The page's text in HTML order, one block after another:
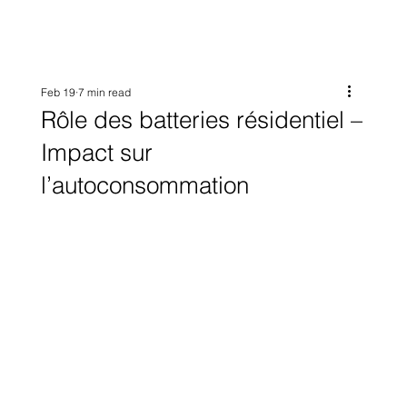
Rôle des batteries résidentiel –
Impact sur
l’autoconsommation
Feb 19 7 min read